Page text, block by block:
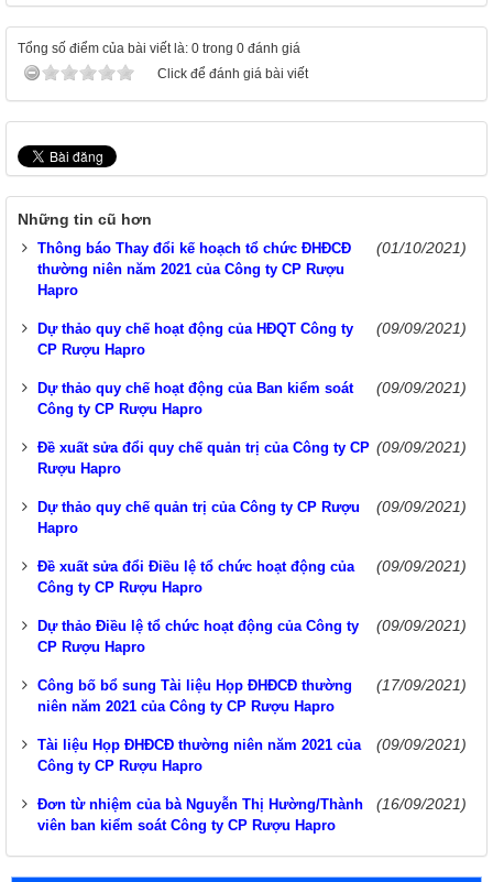
Tổng số điểm của bài viết là: 0 trong 0 đánh giá
Click để đánh giá bài viết
Những tin cũ hơn
Thông báo Thay đổi kế hoạch tổ chức ĐHĐCĐ
thường niên năm 2021 của Công ty CP Rượu
Hapro
(01/10/2021)
Dự thảo quy chế hoạt động của HĐQT Công ty
CP Rượu Hapro
(09/09/2021)
Dự thảo quy chế hoạt động của Ban kiểm soát
Công ty CP Rượu Hapro
(09/09/2021)
Đề xuất sửa đổi quy chế quản trị của Công ty CP
Rượu Hapro
(09/09/2021)
Dự thảo quy chế quản trị của Công ty CP Rượu
Hapro
(09/09/2021)
Đề xuất sửa đổi Điều lệ tổ chức hoạt động của
Công ty CP Rượu Hapro
(09/09/2021)
Dự thảo Điều lệ tổ chức hoạt động của Công ty
CP Rượu Hapro
(09/09/2021)
Công bố bổ sung Tài liệu Họp ĐHĐCĐ thường
niên năm 2021 của Công ty CP Rượu Hapro
(17/09/2021)
Tài liệu Họp ĐHĐCĐ thường niên năm 2021 của
Công ty CP Rượu Hapro
(09/09/2021)
Đơn từ nhiệm của bà Nguyễn Thị Hường/Thành
viên ban kiểm soát Công ty CP Rượu Hapro
(16/09/2021)